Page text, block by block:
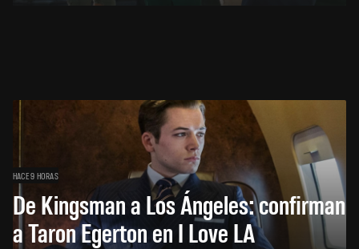
HACE 9 HORAS
De Kingsman a Los Ángeles: confirman
a Taron Egerton en I Love LA